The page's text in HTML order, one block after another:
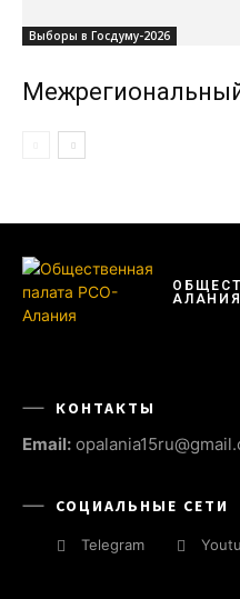
Выборы в Госдуму-2026
АЛАНИЯ
КОНТАКТЫ
Email:
СОЦИАЛЬНЫЕ СЕТИ
Telegram